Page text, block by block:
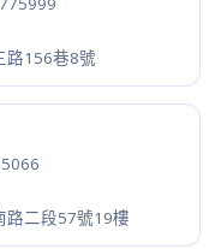
路156巷8號
·
路二段57號19樓